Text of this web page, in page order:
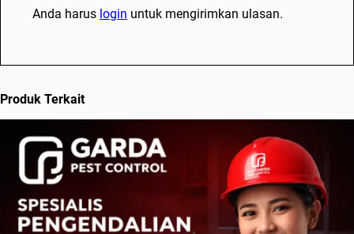
Anda harus login untuk mengirimkan ulasan.
Produk Terkait